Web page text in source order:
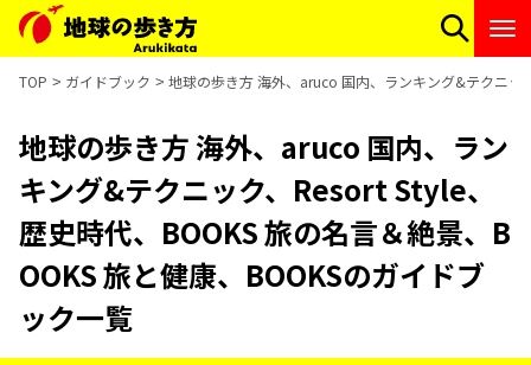
TOP ガイドブック 地球の歩き方 海外、aruco 国内、ランキング&テクニッ
地球の歩き方 海外、aruco 国内、ラン
キング&テクニック、Resort Style、
歴史時代、BOOKS 旅の名言＆絶景、B
OOKS 旅と健康、BOOKSのガイドブ
ック一覧